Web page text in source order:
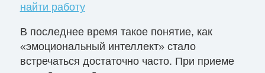
найти работу
В последнее время такое понятие, как
«эмоциональный интеллект» стало
встречаться достаточно часто. При приеме